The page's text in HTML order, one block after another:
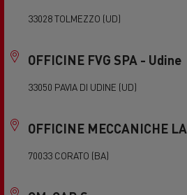
33028 TOLMEZZO (UD)
OFFICINE FVG SPA - Udine
33050 PAVIA DI UDINE (UD)
OFFICINE MECCANICHE
70033 CORATO (BA)